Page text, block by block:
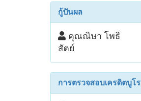
กู้ปันผล
คุณณิษา โพธิ
สัตย์
การตรวจสอบเครดิตบูโร